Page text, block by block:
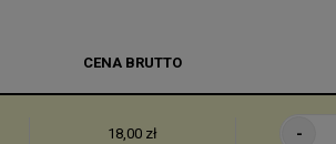
CENA BRUTTO
18,00 zł -